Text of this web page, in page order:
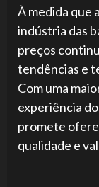
À medida que
indústria das
preços
tendências e
Com uma
experiência
promete
qualidade e